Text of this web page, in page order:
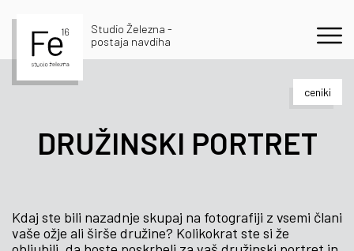
Studio Železna -
postaja navdiha
ceniki
DRUŽINSKI PORTRET
Kdaj ste bili nazadnje skupaj na fotografiji z vsemi člani
vaše ožje ali širše družine? Kolikokrat ste si že